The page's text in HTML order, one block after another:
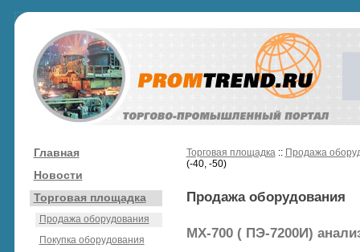
Главная
Новости
Торговая площадка
Продажа оборудования
Покупка оборудования
Торговая площадка:: Продажа
(-40, -50)
Продажа оборудования
МХ-700 ( ПЭ-7200И)